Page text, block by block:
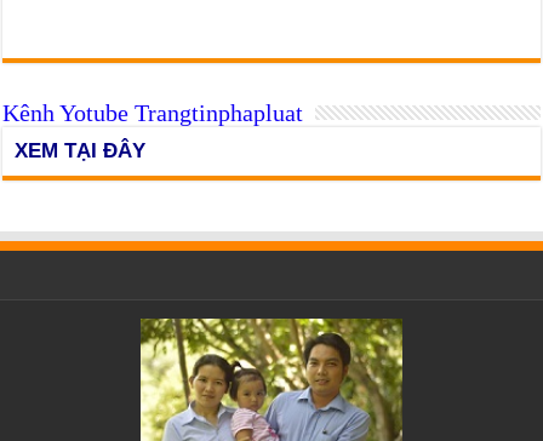
Kênh Yotube Trangtinphapluat
XEM TẠI ĐÂY